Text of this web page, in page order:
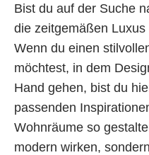
Bist du auf der Suche
die zeitgemäßen
Wenn du einen
möchtest, in dem
Hand gehen, bist du
passenden
Wohnräume so
modern wirken,